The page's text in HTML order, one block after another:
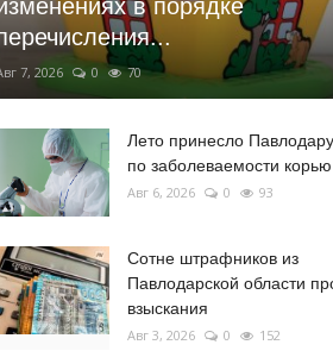
в порядке
7, 2026 0 70
Лето принесло
по заболеваемости корью
Авг 6, 2026 0 93
Сотне штрафников из
Павлодарской области
взыскания
Авг 3, 2026 0 152